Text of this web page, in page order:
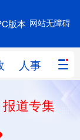
网站无障碍
版本
人事 国际
人事
报道专集